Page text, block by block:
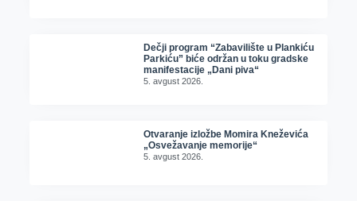
Dečji program “Zabavilište u Plankiću
Parkiću” biće održan u toku gradske
manifestacije „Dani piva“
5. avgust 2026.
Otvaranje izložbe Momira Kneževića
„Osvežavanje memorije“
5. avgust 2026.